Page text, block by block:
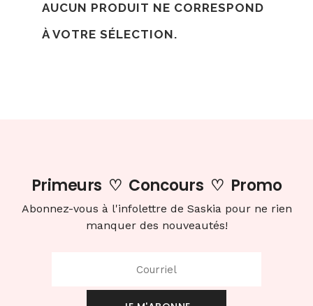
AUCUN PRODUIT NE CORRESPOND
À VOTRE SÉLECTION.
Primeurs ♡ Concours ♡ Promo
Abonnez-vous à l'infolettre de Saskia pour ne rien
manquer des nouveautés!